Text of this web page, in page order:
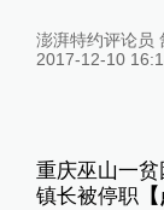
澎湃特约评论员
2017-12-10
重庆巫山一贫
镇长被停职【